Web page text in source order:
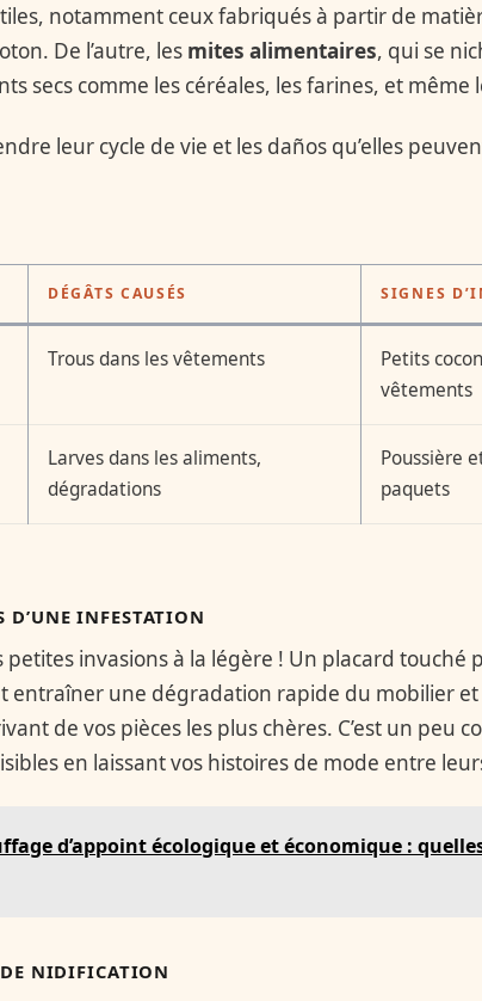
notamment ceux fabriqués à partir de
De l’autre, les mites alimentaires, qui se
secs comme les céréales, les farines, et même
leur cycle de vie et les daños qu’elles
DÉGÂTS CAUSÉS SIGNES
Trous dans les vêtements
Petits
vêtements
Larves dans les aliments,
dégradations
Poussière
paquets
D’UNE INFESTATION
petites invasions à la légère ! Un placard touché
entraîner une dégradation rapide du mobilier
de vos pièces les plus chères. C’est un peu
en laissant vos histoires de mode entre
d’appoint écologique et économique :
NIDIFICATION